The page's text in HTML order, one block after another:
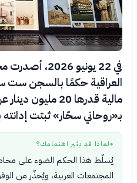
في 22 يونيو
العراقية حكمًا بالسجن ست
مالية قدرها 20
بـ«روحاني سحّار» ثبتت
● لماذا قد يثير اهتمامك؟
يُسلّط هذا الحكم الضوء على
المجتمعات العربية، ويُحذّر من